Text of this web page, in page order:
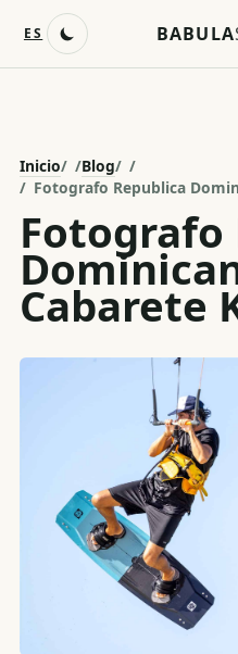
ES BABULA
Inicio /Blog
/
Fotografo Republica
Fotografo
Cabarete